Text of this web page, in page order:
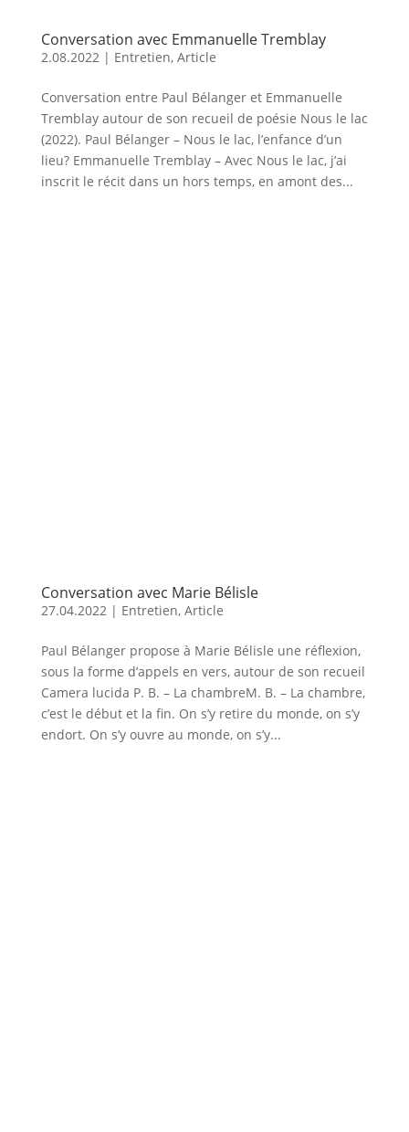
Conversation avec Emmanuelle Tremblay
2.08.2022| Entretien, Article
Conversation entre Paul Bélanger et Emmanuelle
Tremblay autour de son recueil de poésie Nous le lac
(2022). Paul Bélanger – Nous le lac, l’enfance d’un
lieu? Emmanuelle Tremblay – Avec Nous le lac, j’ai
inscrit le récit dans un hors temps, en amont des...
Conversation avec Marie Bélisle
27.04.2022 | Entretien, Article
Paul Bélanger propose à Marie Bélisle une réflexion,
sous la forme d’appels en vers, autour de son recueil
Camera lucida P. B. – La chambreM. B. – La chambre,
c’est le début et la fin. On s’y retire du monde, on s’y
endort. On s’y ouvre au monde, on s’y...